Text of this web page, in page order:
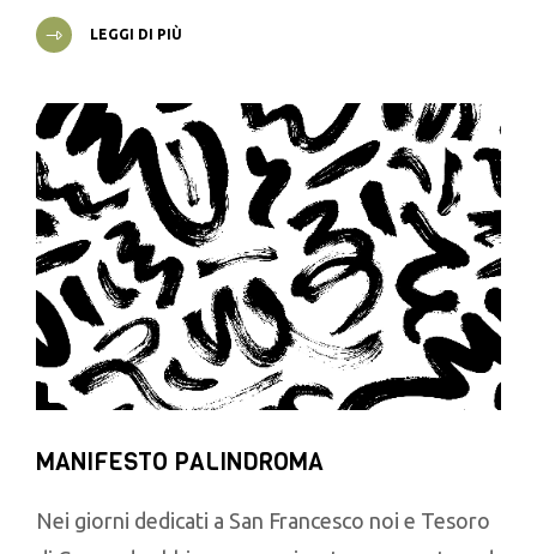
LEGGI DI PIÙ
MANIFESTO PALINDROMA
Nei giorni dedicati a San Francesco noi e Tesoro